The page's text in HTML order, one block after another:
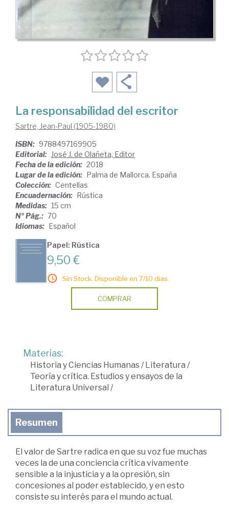
La responsabilidad del escritor
Sartre, Jean-Paul (1905-1980)
ISBN: 9788497169905
Editorial: José J. de Olañeta, Editor
Fecha de la edición: 2018
Lugar de la edición: Palma de Mallorca. España
Colección: Centellas
Encuadernación: Rústica
Medidas: 15 cm
Nº Pág.: 70
Idiomas: Español
Papel: Rústica
9,50 €
Sin Stock. Disponible en 7/10 días.
COMPRAR
Materias:
Historia y Ciencias Humanas/Literatura /
Teoría y crítica. Estudios y ensayos de la
Literatura Universal /
Resumen
El valor de Sartre radica en que su voz fue muchas
veces la de una conciencia crítica vivamente
sensible a la injusticia y a la opresión, sin
concesiones al poder establecido, y en esto
consiste su interés para el mundo actual.